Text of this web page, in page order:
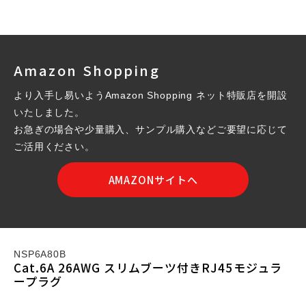
Amazon Shopping
より入手し易いようAmazon Shopping ネット特販店を開設
いたしました。
お急ぎの場合や少量購入、サンプル購入などご要望に応じて
ご活用ください。
AMAZONサイトへ
NSP6A80B
Cat.6A 26AWG スリムブーツ付きRJ45モジュラ
ープラグ